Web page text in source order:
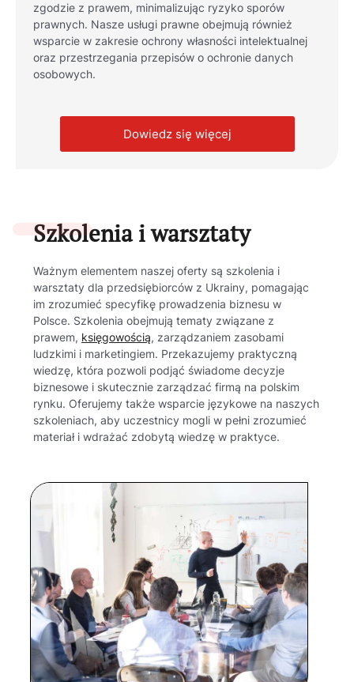
zgodzie z prawem, minimalizując ryzyko sporów
prawnych. Nasze usługi prawne obejmują również
wsparcie w zakresie ochrony własności intelektualnej
oraz przestrzegania przepisów o ochronie danych
osobowych.
Dowiedz się więcej
Szkolenia i warsztaty
Ważnym elementem naszej oferty są szkolenia i
warsztaty dla przedsiębiorców z Ukrainy, pomagając
im zrozumieć specyfikę prowadzenia biznesu w
Polsce. Szkolenia obejmują tematy związane z
prawem, księgowością, zarządzaniem zasobami
ludzkimi i marketingiem. Przekazujemy praktyczną
wiedzę, która pozwoli podjąć świadome decyzje
biznesowe i skutecznie zarządzać firmą na polskim
rynku. Oferujemy także wsparcie językowe na naszych
szkoleniach, aby uczestnicy mogli w pełni zrozumieć
materiał i wdrażać zdobytą wiedzę w praktyce.